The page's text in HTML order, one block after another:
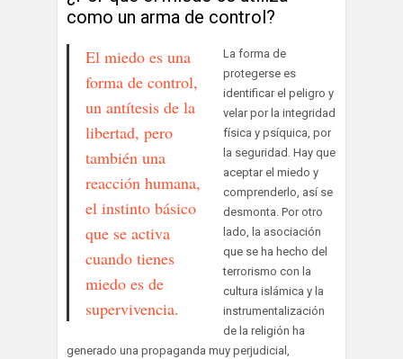
como un arma de control?
El miedo es una
forma de control,
un antítesis de la
libertad, pero
también una
reacción humana,
el instinto básico
que se activa
cuando tienes
miedo es de
supervivencia.
La forma de
protegerse es
identificar el peligro y
velar por la integridad
física y psíquica, por
la seguridad. Hay que
aceptar el miedo y
comprenderlo, así se
desmonta. Por otro
lado, la asociación
que se ha hecho del
terrorismo con la
cultura islámica y la
instrumentalización
de la religión ha
generado una propaganda muy perjudicial,